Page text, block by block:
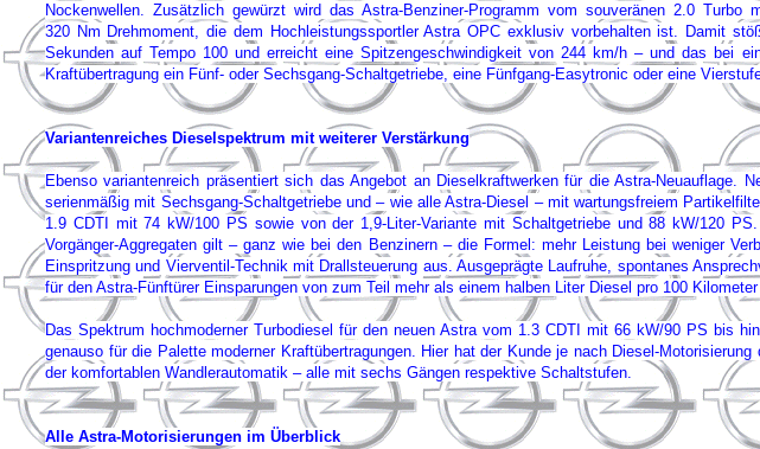
Nockenwellen. Zusätzlich gewürzt wird das Astra-Benziner-Programm vom souveränen 2.0
320 Nm Drehmoment, die dem Hochleistungssportler Astra OPC exklusiv vorbehalten ist. Damit
Sekunden auf Tempo 100 und erreicht eine Spitzengeschwindigkeit von 244 km/h – und das bei
Kraftübertragung ein Fünf- oder Sechsgang-Schaltgetriebe, eine Fünfgang-Easytronic oder eine
Variantenreiches Dieselspektrum mit weiterer Verstärkung
Ebenso variantenreich präsentiert sich das Angebot an Dieselkraftwerken für die Astra-
serienmäßig mit Sechsgang-Schaltgetriebe und – wie alle Astra-Diesel – mit wartungsfreiem
1.9 CDTI mit 74 kW/100 PS sowie von der 1,9-Liter-Variante mit Schaltgetriebe und 88 kW/120
Vorgänger-Aggregaten gilt – ganz wie bei den Benzinern – die Formel: mehr Leistung bei weniger
Einspritzung und Vierventil-Technik mit Drallsteuerung aus. Ausgeprägte Laufruhe, spontanes
für den Astra-Fünftürer Einsparungen von zum Teil mehr als einem halben Liter Diesel pro 100
Das Spektrum hochmoderner Turbodiesel für den neuen Astra vom 1.3 CDTI mit 66 kW/90 PS
genauso für die Palette moderner Kraftübertragungen. Hier hat der Kunde je nach Diesel-
der komfortablen Wandlerautomatik – alle mit sechs Gängen respektive Schaltstufen.
Alle Astra-Motorisierungen im Überblick